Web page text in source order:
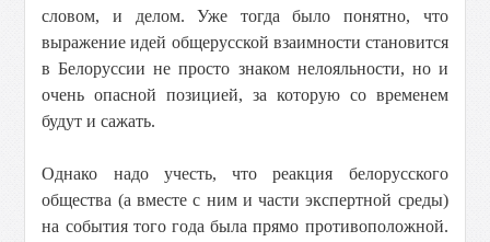
словом, и делом. Уже тогда было понятно, что
выражение идей общерусской взаимности становится
в Белоруссии не просто знаком нелояльности, но и
очень опасной позицией, за которую со временем
будут и сажать.
Однако надо учесть, что реакция белорусского
общества (а вместе с ним и части экспертной среды)
на события того года была прямо противоположной.